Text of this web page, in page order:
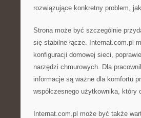
rozwiązujące konkretny problem,
Strona może być szczególnie
się stabilne łącze. Internat.com.pl
konfiguracji domowej sieci,
narzędzi chmurowych. Dla
informacje są ważne dla komfortu
współczesnego użytkownika,
Internat.com.pl może być także